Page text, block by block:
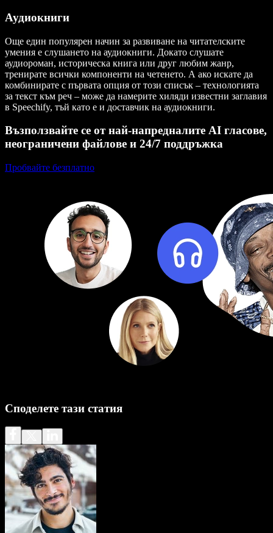
Аудиокниги
Още един популярен начин за развиване на читателските
умения е слушането на аудиокниги. Докато слушате
аудиороман, историческа книга или друг любим жанр,
тренирате всички компоненти на четенето. А ако искате да
комбинирате с първата опция от този списък – технологията
за текст към реч – може да намерите хиляди известни заглавия
в Speechify, тъй като е и доставчик на аудиокниги.
Възползвайте се от най-напредналите AI гласове,
неограничени файлове и 24/7 поддръжка
Пробвайте безплатно
Споделете тази статия